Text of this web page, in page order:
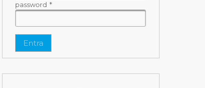
password *
Entra